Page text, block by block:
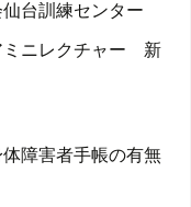
台訓練センター
ミニレクチャー 新
障害者手帳の有無